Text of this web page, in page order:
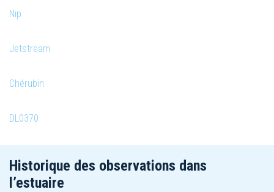
Nip
Jetstream
Chérubin
DL0370
Historique des observations dans
l’estuaire